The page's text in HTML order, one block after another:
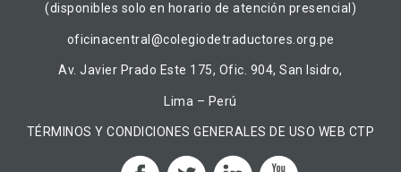
(disponibles solo en horario de atención presencial)
oficinacentral@colegiodetraductores.org.pe
Av. Javier Prado Este 175, Ofic. 904, San Isidro,
Lima – Perú
TÉRMINOS Y CONDICIONES GENERALES DE USO WEB CTP